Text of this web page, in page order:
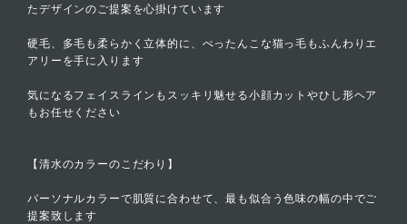
たデザインのご提案を心掛けています
硬毛、多毛も柔らかく立体的に、ぺったんこな猫っ毛もふんわりエ
アリーを手に入ります
気になるフェイスラインもスッキリ魅せる小顔カットやひし形ヘア
もお任せください
【清水のカラーのこだわり】
パーソナルカラーで肌質に合わせて、最も似合う色味の幅の中でご
提案致します